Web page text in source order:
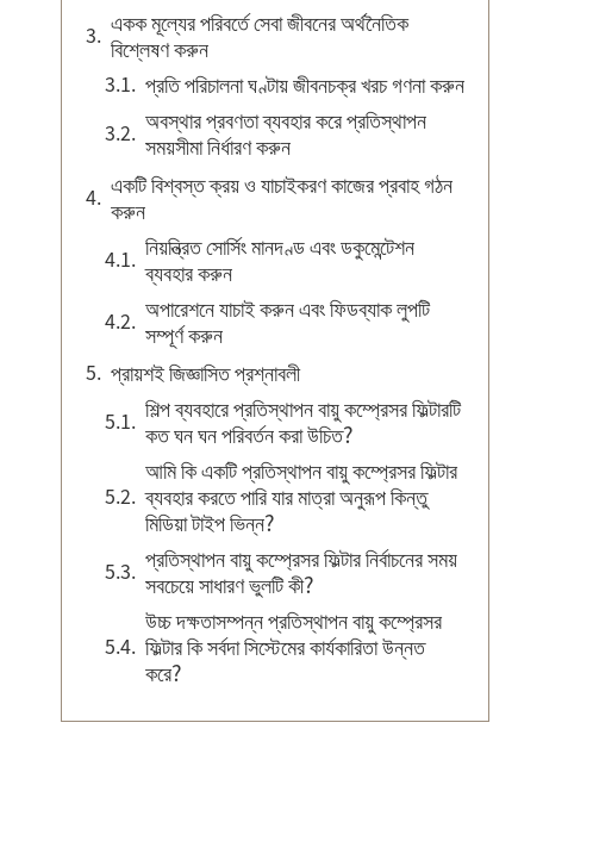
একক মূল্যের পরিবর্তে সেবা জীবনের অর্থনৈতিক
বিশ্লেষণ করুন
প্রতি পরিচালনা ঘণ্টায় জীবনচক্র খরচ গণনা করুন
অবস্থার প্রবণতা ব্যবহার করে প্রতিস্থাপন
সময়সীমা নির্ধারণ করুন
একটি বিশ্বস্ত ক্রয় ও যাচাইকরণ কাজের প্রবাহ গঠন
করুন
নিয়ন্ত্রিত সোর্সিং মানদণ্ড এবং ডকুমেন্টেশন
ব্যবহার করুন
অপারেশনে যাচাই করুন এবং ফিডব্যাক লুপটি
সম্পূর্ণ করুন
প্রায়শই জিজ্ঞাসিত প্রশ্নাবলী
শিল্প ব্যবহারে প্রতিস্থাপন বায়ু কম্প্রেসর ফিল্টারটি
কত ঘন ঘন পরিবর্তন করা উচিত?
আমি কি একটি প্রতিস্থাপন বায়ু কম্প্রেসর ফিল্টার
ব্যবহার করতে পারি যার মাত্রা অনুরূপ কিন্তু
মিডিয়া টাইপ ভিন্ন?
প্রতিস্থাপন বায়ু কম্প্রেসর ফিল্টার নির্বাচনের সময়
সবচেয়ে সাধারণ ভুলটি কী?
উচ্চ দক্ষতাসম্পন্ন প্রতিস্থাপন বায়ু কম্প্রেসর
ফিল্টার কি সর্বদা সিস্টেমের কার্যকারিতা উন্নত
করে?